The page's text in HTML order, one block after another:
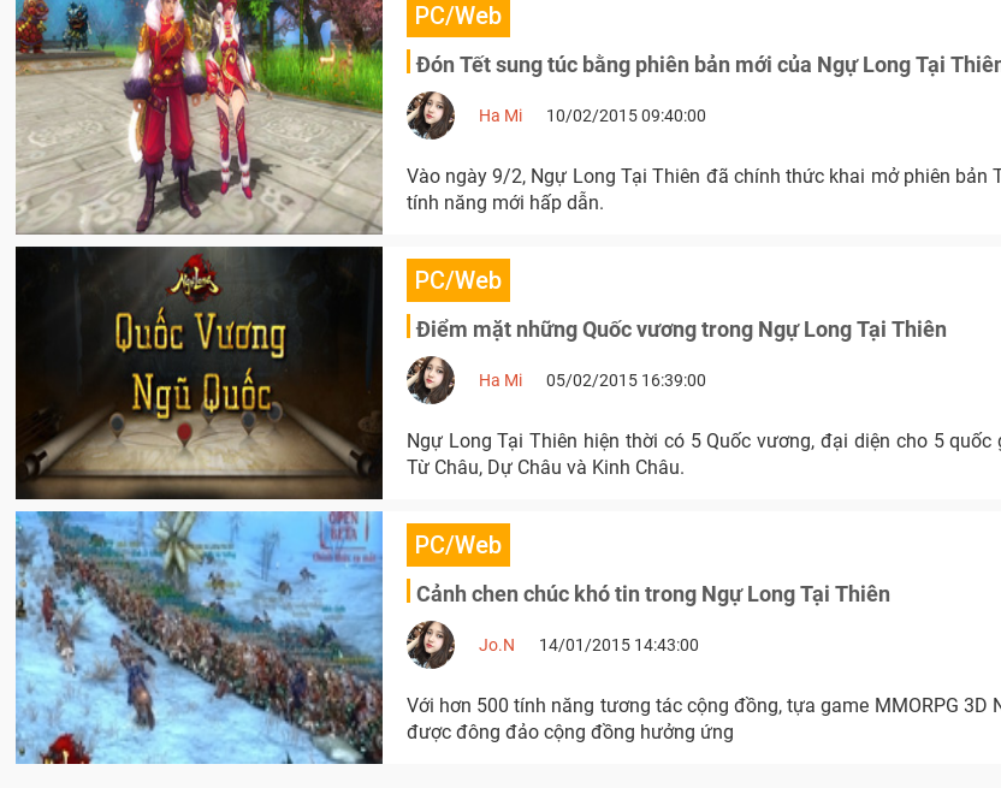
PC/Web
Đón Tết sung túc bằng phiên bản mới của Ngự Long Tại
Ha Mi 10/02/2015 09:40:00
Vào ngày 9/2, Ngự Long Tại Thiên đã chính thức khai mở phiên bản
tính năng mới hấp dẫn.
PC/Web
Điểm mặt những Quốc vương trong Ngự Long Tại Thiên
Ha Mi 05/02/2015 16:39:00
Ngự Long Tại Thiên hiện thời có 5 Quốc vương, đại diện cho 5 quốc
Từ Châu, Dự Châu và Kinh Châu.
PC/Web
Cảnh chen chúc khó tin trong Ngự Long Tại Thiên
Jo.N 14/01/2015 14:43:00
Với hơn 500 tính năng tương tác cộng đồng, tựa game MMORPG 3D
được đông đảo cộng đồng hưởng ứng